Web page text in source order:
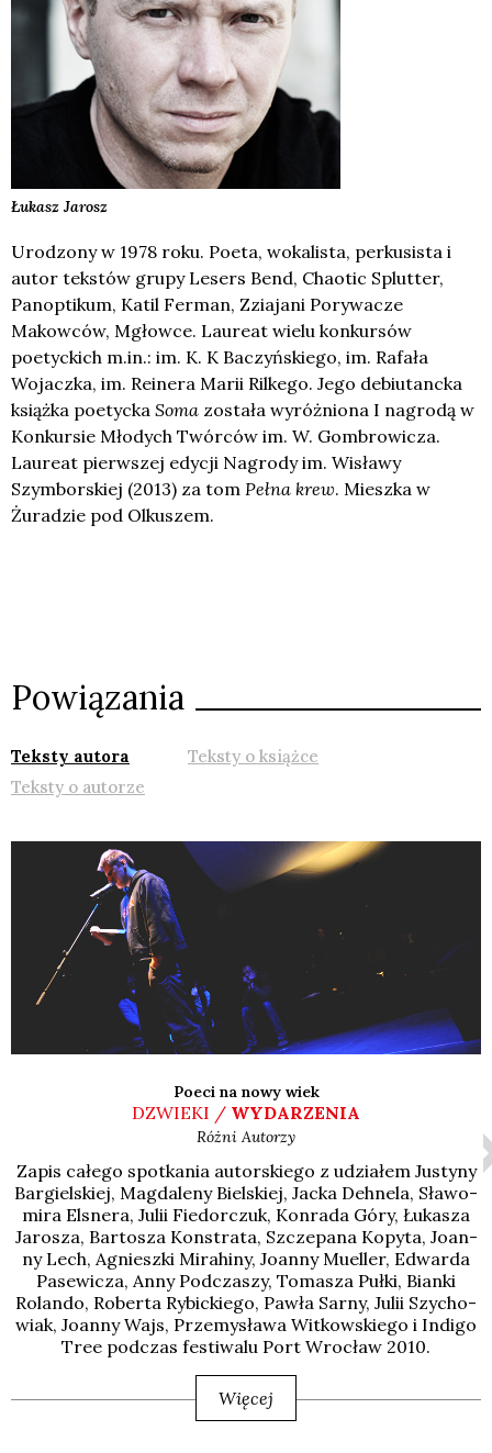
Łukasz Jarosz
Urodzony w 1978 roku. Poeta, wokalista, perkusista i
autor tekstów grupy Lesers Bend, Chaotic Splutter,
Panoptikum, Katil Ferman, Zziajani Porywacze
Makowców, Mgłowce. Laureat wielu konkursów
poetyckich m.in.: im. K. K Baczyńskiego, im. Rafała
Wojaczka, im. Reinera Marii Rilkego. Jego debiutancka
książka poetycka Soma została wyróżniona I nagrodą w
Konkursie Młodych Twórców im. W. Gombrowicza.
Laureat pierwszej edycji Nagrody im. Wisławy
Szymborskiej (2013) za tom Pełna krew. Mieszka w
Żuradzie pod Olkuszem.
Powiązania
Teksty autora
Teksty o książce
Teksty o autorze
Poeci na nowy wiek
DZWIEKI / WYDARZENIA
Różni Autorzy
Zapis całe­go spo­tka­nia autor­skie­go z udzia­łem Justy­ny
Bar­giel­skiej, Mag­da­le­ny Biel­skiej, Jac­ka Deh­ne­la, Sła­wo­
mi­ra Elsne­ra, Julii Fie­dor­czuk, Kon­ra­da Góry, Łuka­sza
Jaro­sza, Bar­to­sza Kon­stra­ta, Szcze­pa­na Kopy­ta, Joan­
ny Lech, Agniesz­ki Mira­hi­ny, Joan­ny Muel­ler, Edwar­da
Pase­wi­cza, Anny Pod­cza­szy, Toma­sza Puł­ki, Bian­ki
Rolan­do, Rober­ta Rybic­kie­go, Paw­ła Sar­ny, Julii Szy­cho­
wiak, Joan­ny Wajs, Prze­my­sła­wa Wit­kow­skie­go i Indi­go
Tree pod­czas festi­wa­lu Port Wro­cław 2010.
Więcej